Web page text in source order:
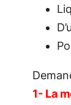
1- La